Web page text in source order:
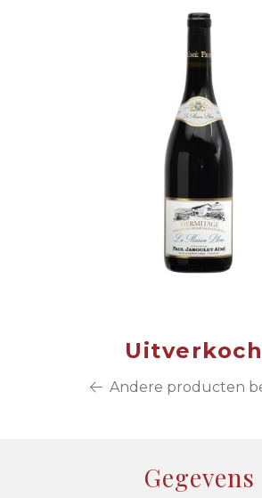
Andere producten
Gegevens